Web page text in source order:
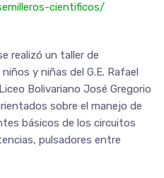
cientificos/
realizó un taller de
y niñas del G.E. Rafael
Bolivariano José Gregorio
sobre el manejo de
básicos de los circuitos
pulsadores entre